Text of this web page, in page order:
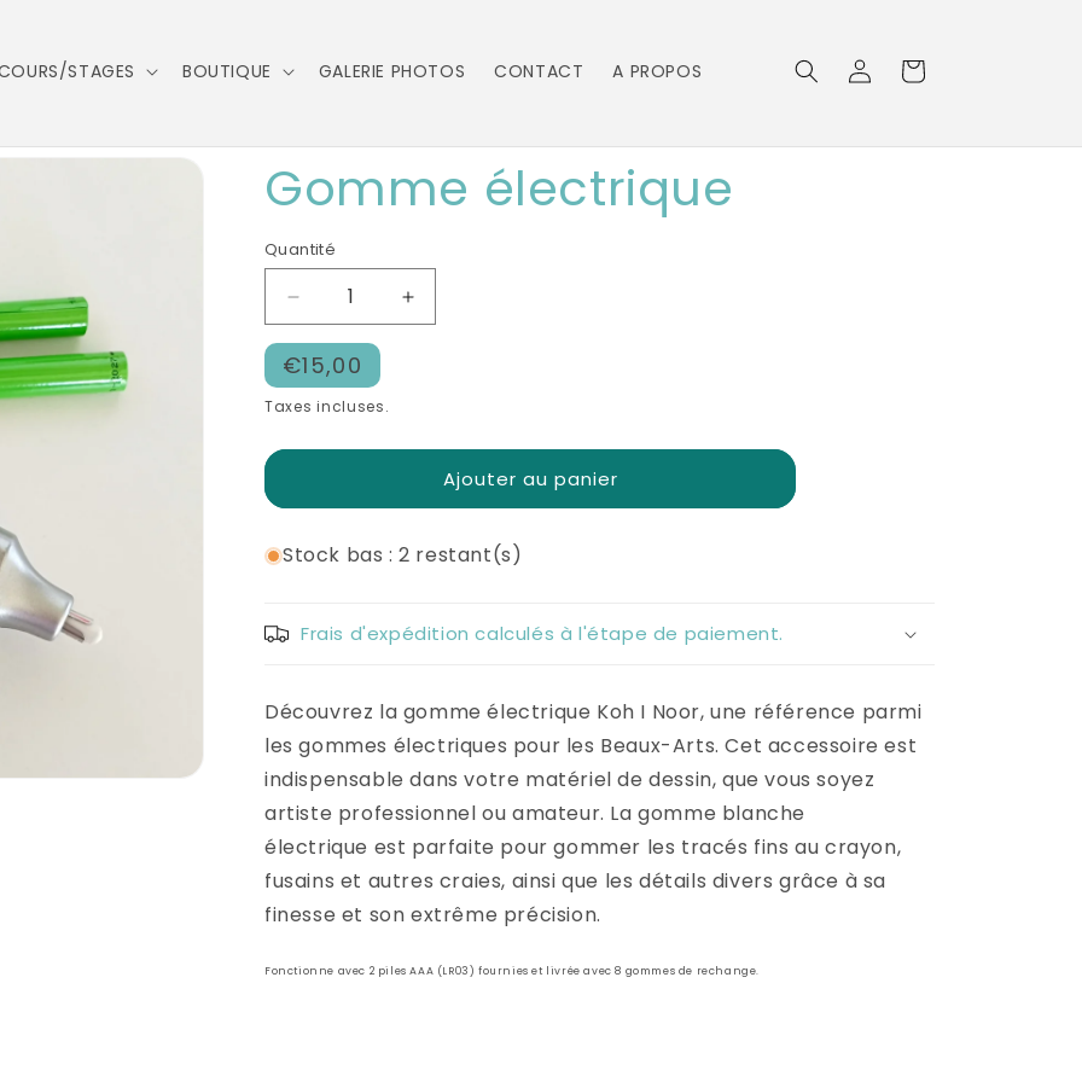
STAGES BOUTIQUE GALERIE PHOTOS CONTACT A PROPOS ConnexionPanier
Gomme électrique
Quantité
Réduire
la
quantité
de
Gomme
Augmenter
la
Prix
habituel
€15,00
Taxes incluses.
Ajouter au panier
Stock bas : 2 restant(s)
Frais d'expédition calculés à l'étape de paiement.
Découvrez la gomme électrique Koh I Noor, une référence parmi
les gommes électriques pour les Beaux-Arts. Cet accessoire est
indispensable dans votre matériel de dessin, que vous soyez
artiste professionnel ou amateur. La gomme blanche
électrique est parfaite pour gommer les tracés fins au crayon,
fusains et autres craies, ainsi que les détails divers grâce à sa
finesse et son extrême précision.
Fonctionne avec 2 piles AAA (LR03) fournies et livrée avec 8 gommes de rechange.